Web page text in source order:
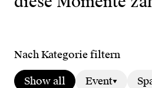
Nach Kategorie filtern
Show all Event